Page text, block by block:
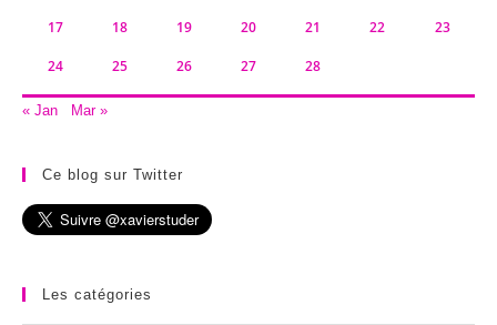
17 18 19 20 21 22 23
24 25 26 27 28
« Jan Mar »
Ce blog sur Twitter
Les catégories